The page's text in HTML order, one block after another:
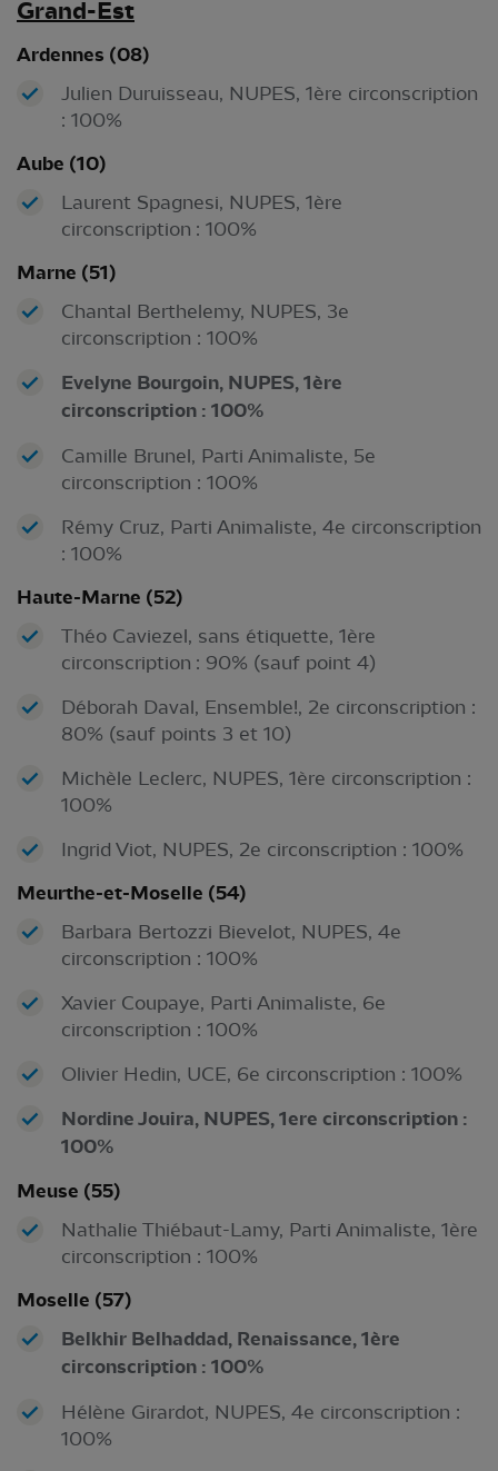
Grand-Est
Ardennes (08)
Julien Duruisseau, NUPES, 1ère circonscription
: 100%
Aube (10)
Laurent Spagnesi, NUPES, 1ère
circonscription : 100%
Marne (51)
Chantal Berthelemy, NUPES, 3e
circonscription : 100%
Evelyne Bourgoin, NUPES, 1ère
circonscription : 100%
Camille Brunel, Parti Animaliste, 5e
circonscription : 100%
Rémy Cruz, Parti Animaliste, 4e circonscription
: 100%
Haute-Marne (52)
Théo Caviezel, sans étiquette, 1ère
circonscription : 90% (sauf point 4)
Déborah Daval, Ensemble!, 2e circonscription :
80% (sauf points 3 et 10)
Michèle Leclerc, NUPES, 1ère circonscription :
100%
Ingrid Viot, NUPES, 2e circonscription : 100%
Meurthe-et-Moselle (54)
Barbara Bertozzi Bievelot, NUPES, 4e
circonscription : 100%
Xavier Coupaye, Parti Animaliste, 6e
circonscription : 100%
Olivier Hedin, UCE, 6e circonscription : 100%
Nordine Jouira, NUPES, 1ere circonscription :
100%
Meuse (55)
Nathalie Thiébaut-Lamy, Parti Animaliste, 1ère
circonscription : 100%
Moselle (57)
Belkhir Belhaddad, Renaissance, 1ère
circonscription : 100%
Hélène Girardot, NUPES, 4e circonscription :
100%